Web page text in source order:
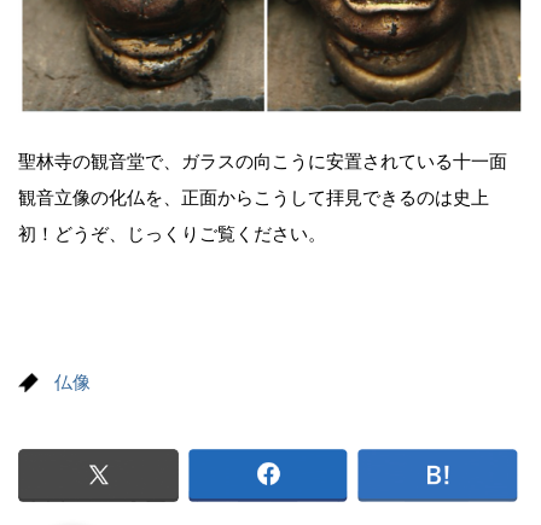
聖林寺の観音堂で、ガラスの向こうに安置されている十一面
観音立像の化仏を、正面からこうして拝見できるのは史上
初！どうぞ、じっくりご覧ください。
仏像